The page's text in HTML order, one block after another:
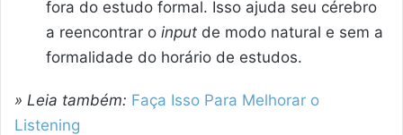
fora do estudo formal. Isso ajuda seu cérebro
a reencontrar o input de modo natural e sem a
formalidade do horário de estudos.
» Leia também: Faça Isso Para Melhorar o
Listening